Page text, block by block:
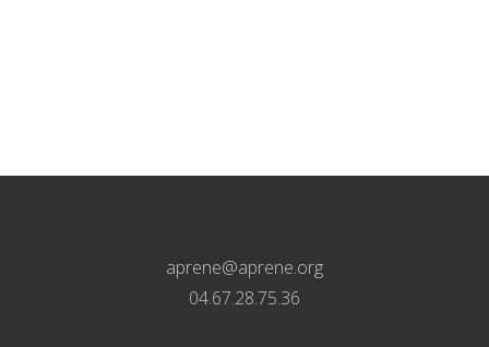
aprene@aprene.org
04.67.28.75.36